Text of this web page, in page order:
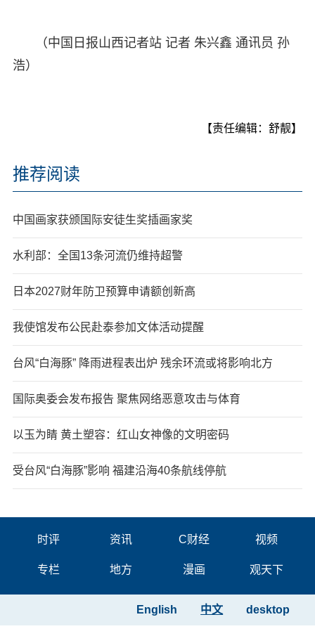
（中国日报山西记者站 记者 朱兴鑫 通讯员 孙
浩）
【责任编辑：舒靓】
推荐阅读
中国画家获颁国际安徒生奖插画家奖
水利部：全国13条河流仍维持超警
日本2027财年防卫预算申请额创新高
我使馆发布公民赴泰参加文体活动提醒
台风“白海豚” 降雨进程表出炉 残余环流或将影响北方
国际奥委会发布报告 聚焦网络恶意攻击与体育
以玉为睛 黄土塑容：红山女神像的文明密码
受台风“白海豚”影响 福建沿海40条航线停航
时评 资讯 C财经 视频
专栏 地方 漫画 观天下
desktop
中文
English